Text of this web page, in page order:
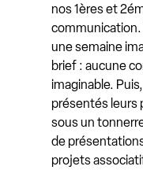
nos 1ères et
une semaine
brief : aucune
imaginable.
présentés leurs
sous un
de
projets